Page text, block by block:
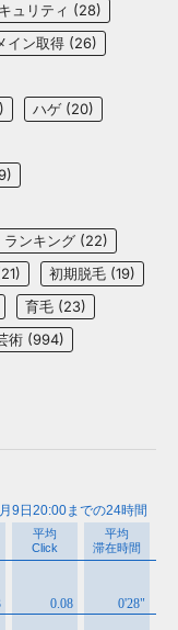
ュリティ (28)
イン取得 (26)
ハゲ (20)
ランキング (22)
初期脱毛 (19)
育毛 (23)
術 (994)